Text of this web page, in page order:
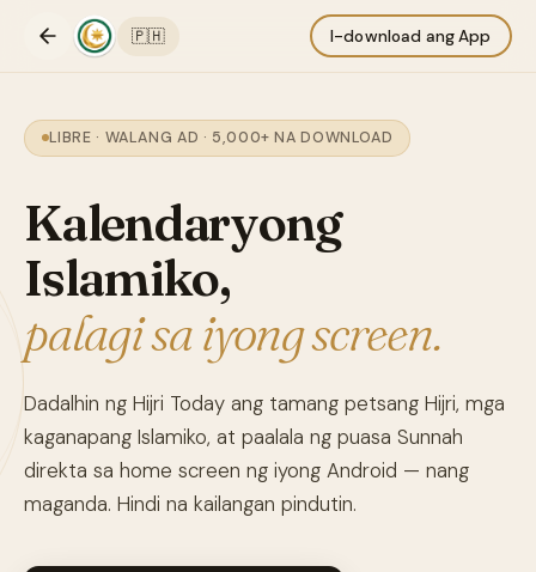
🇵🇭 I-download ang App
LIBRE · WALANG AD · 5,000+ NA DOWNLOAD
Kalendaryong
Islamiko,
palagi sa iyong screen.
Dadalhin ng Hijri Today ang tamang petsang Hijri, mga
kaganapang Islamiko, at paalala ng puasa Sunnah
direkta sa home screen ng iyong Android — nang
maganda. Hindi na kailangan pindutin.